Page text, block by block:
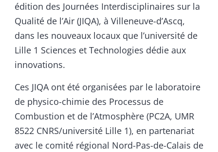
édition des Journées Interdisciplinaires sur la
Qualité de l’Air (JIQA), à Villeneuve-d’Ascq,
dans les nouveaux locaux que l’université de
Lille 1 Sciences et Technologies dédie aux
innovations.
Ces JIQA ont été organisées par le laboratoire
de physico-chimie des Processus de
Combustion et de l’Atmosphère (PC2A, UMR
8522 CNRS/université Lille 1), en partenariat
avec le comité régional Nord-Pas-de-Calais de